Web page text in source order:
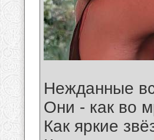
Нежданные
Они - как во
Как яркие